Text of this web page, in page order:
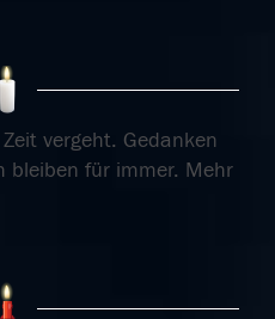
Zeit vergeht. Gedanken
bleiben für immer. Mehr